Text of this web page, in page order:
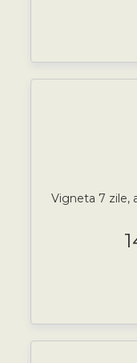
Vigneta 7 zile,